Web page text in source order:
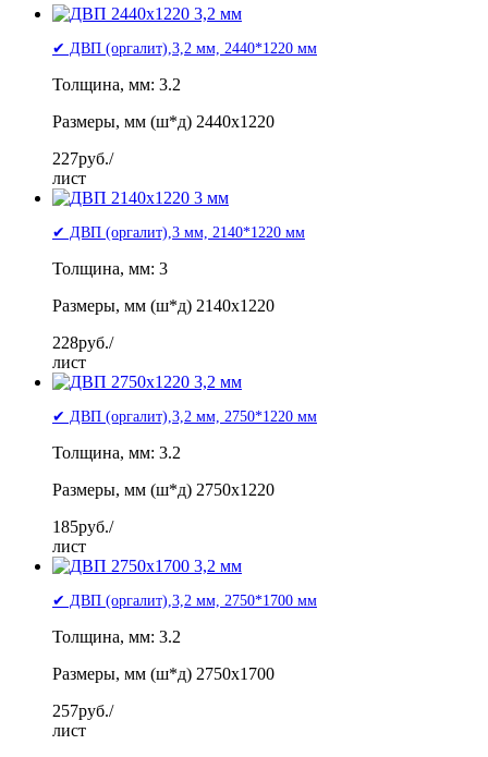
✔ ДВП (оргалит),3,2 мм, 2440*1220 мм
Толщина, мм: 3.2
Размеры, мм (ш*д) 2440x1220
227руб./
лист
✔ ДВП (оргалит),3 мм, 2140*1220 мм
Толщина, мм: 3
Размеры, мм (ш*д) 2140x1220
228руб./
лист
✔ ДВП (оргалит),3,2 мм, 2750*1220 мм
Толщина, мм: 3.2
Размеры, мм (ш*д) 2750х1220
185руб./
лист
✔ ДВП (оргалит),3,2 мм, 2750*1700 мм
Толщина, мм: 3.2
Размеры, мм (ш*д) 2750х1700
257руб./
лист